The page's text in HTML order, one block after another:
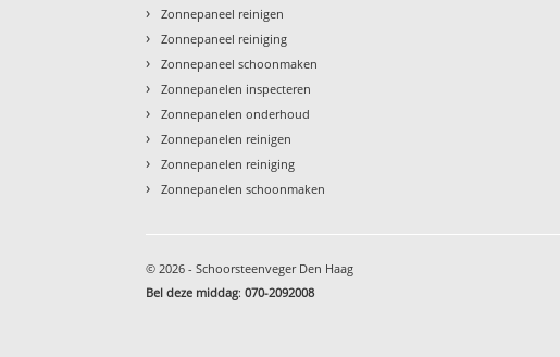
› Zonnepaneel reinigen
› Zonnepaneel reiniging
› Zonnepaneel schoonmaken
› Zonnepanelen inspecteren
› Zonnepanelen onderhoud
› Zonnepanelen reinigen
› Zonnepanelen reiniging
› Zonnepanelen schoonmaken
© 2026 - Schoorsteenveger Den Haag
Bel deze middag:070-2092008